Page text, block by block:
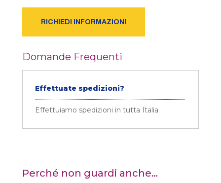
RICHIEDI INFORMAZIONI
Domande Frequenti
Effettuate spedizioni?
Effettuiamo spedizioni in tutta Italia.
Perché non guardi anche…